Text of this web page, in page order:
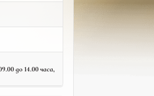
до 14.00 часа,